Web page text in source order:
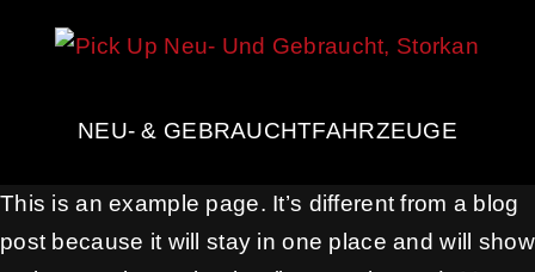
NEU- & GEBRAUCHTFAHRZEUGE
This is an example page. It’s different from a blog
post because it will stay in one place and will show